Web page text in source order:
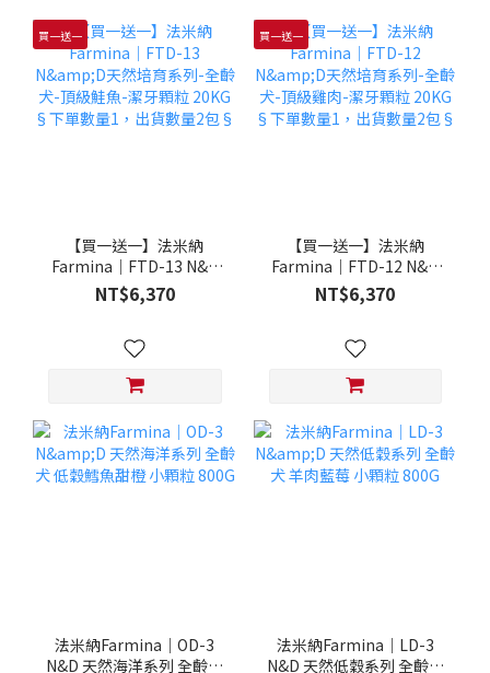
買一送一
【買一送一】法米納
Farmina｜FTD-13 N&D
天然培育系列-全齡犬-頂級
鮭魚-潔牙顆粒 20KG §下
NT$6,370
買一送一
【買一送一】法米納
Farmina｜FTD-12 N&D
天然培育系列-全齡犬-頂級
雞肉-潔牙顆粒 20KG §下
NT$6,370
法米納Farmina｜OD-3
N&D 天然海洋系列 全齡犬
法米納Farmina｜LD-3
N&D 天然低穀系列 全齡犬